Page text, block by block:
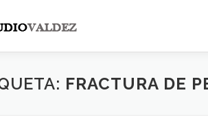
FRACTURA DE